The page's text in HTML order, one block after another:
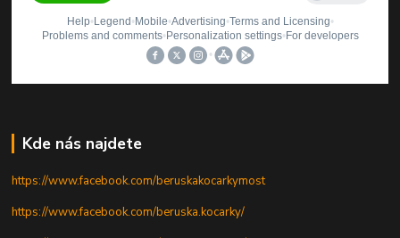
Kde nás najdete
https://www.facebook.com/beruskakocarkymost
https://www.facebook.com/beruska.kocarky/